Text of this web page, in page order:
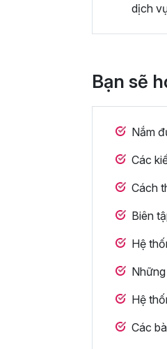
dịch
Bạn sẽ
Nắm
Các
Cách
Biên
Hệ
Hệ
Các